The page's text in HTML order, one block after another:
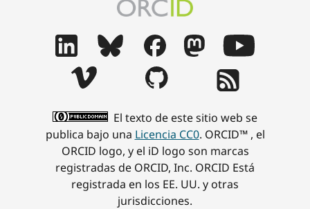
El texto de este sitio web se
publica bajo una Licencia CC0. ORCID™ , el
ORCID logo, y el iD logo son marcas
registradas de ORCID, Inc. ORCID Está
registrada en los EE. UU. y otras
jurisdicciones.